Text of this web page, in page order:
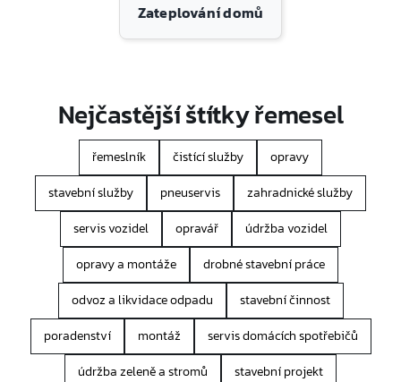
Zateplování domů
Nejčastější štítky řemesel
řemeslník čistící služby
opravy
stavební služby
pneuservis
zahradnické služby
servis vozidel
opravář
údržba vozidel
opravy a montáže
drobné stavební práce
odvoz a likvidace odpadu
stavební činnost
poradenství
montáž
servis domácích spotřebičů
údržba zeleně a stromů
stavební projekt